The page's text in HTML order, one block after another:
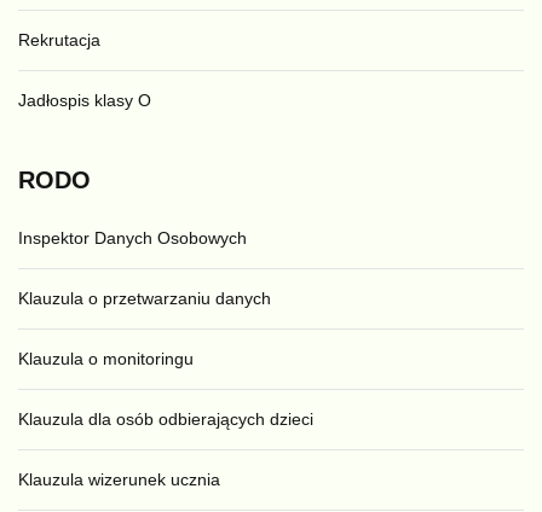
Rekrutacja
Jadłospis klasy O
RODO
Inspektor Danych Osobowych
Klauzula o przetwarzaniu danych
Klauzula o monitoringu
Klauzula dla osób odbierających dzieci
Klauzula wizerunek ucznia